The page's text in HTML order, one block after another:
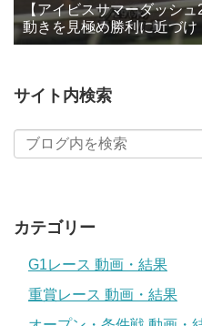
【アイビスサマーダッシ
動きを見極め勝利に近づけ
サイト内検索
カテゴリー
G1レース 動画・結果
重賞レース 動画・結果